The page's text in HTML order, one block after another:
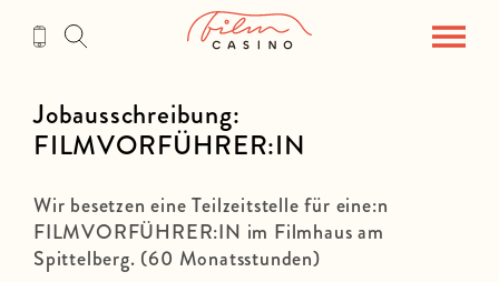
Inhalt
Jobausschreibung:
FILMVORFÜHRER:IN
Wir besetzen eine Teilzeitstelle für eine:n
FILMVORFÜHRER:IN im Filmhaus am
Spittelberg. (60 Monatsstunden)